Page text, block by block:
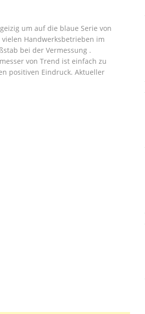
um auf die blaue Serie von
Handwerksbetrieben im
bei der Vermessung .
von Trend ist einfach zu
positiven Eindruck. Aktueller